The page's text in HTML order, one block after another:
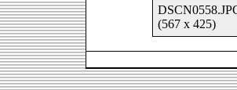
(567 x 425)